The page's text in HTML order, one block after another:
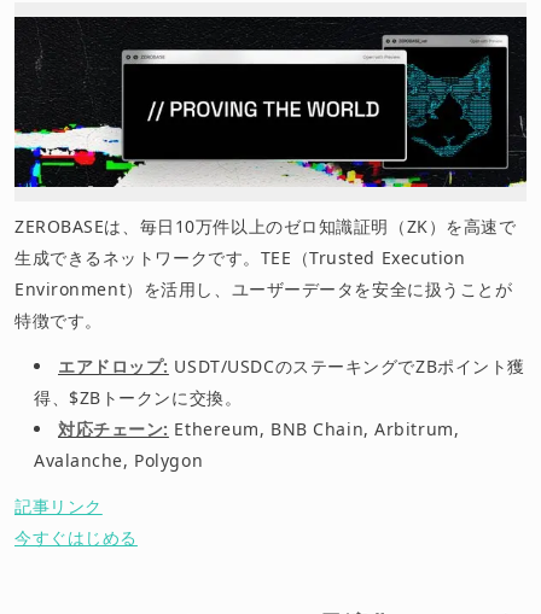
ZEROBASEは、毎日10万件以上のゼロ知識証明（ZK）を高速で
生成できるネットワークです。TEE（Trusted Execution
Environment）を活用し、ユーザーデータを安全に扱うことが
特徴です。
エアドロップ: USDT/USDCのステーキングでZBポイント獲
得、$ZBトークンに交換。
対応チェーン: Ethereum, BNB Chain, Arbitrum,
Avalanche, Polygon
記事リンク
今すぐはじめる